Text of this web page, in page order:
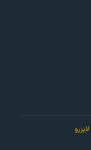
لایزرو